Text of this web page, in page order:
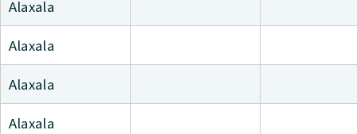
Alaxala
Alaxala
Alaxala
Alaxala